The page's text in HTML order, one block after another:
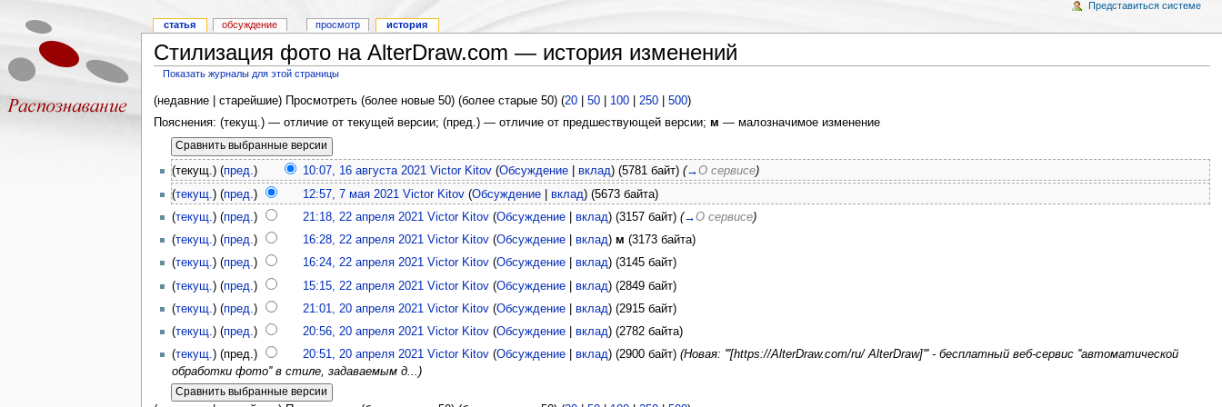
Стилизация фото на AlterDraw.com — история изменений
Показать журналы для этой страницы
(недавние | старейшие) Просмотреть (более новые 50) (более старые 50) (20| 50| 100| 250| 500)
Пояснения: (текущ.) — отличие от текущей версии; (пред.) — отличие от предшествующей версии; м — малозначимое изменение
(текущ.) (пред.) 10:07, 16 августа 2021 Victor Kitov(Обсуждение| вклад) (5781 байт) (→О сервисе)
(текущ. ) (пред. ) 12:57, 7 мая 2021 Victor Kitov(Обсуждение| вклад) (5673 байта)
(текущ.) (пред.) 21:18, 22 апреля 2021 Victor Kitov(Обсуждение| вклад) (3157 байт) (→О сервисе)
(текущ.) (пред.) 16:28, 22 апреля 2021 Victor Kitov(Обсуждение| вклад) м (3173 байта)
(текущ.) (пред.) 16:24, 22 апреля 2021 Victor Kitov(Обсуждение| вклад) (3145 байт)
(текущ. ) (пред. ) 15:15, 22 апреля 2021 Victor Kitov(Обсуждение| вклад) (2849 байт)
(текущ.) (пред.) 21:01, 20 апреля 2021 Victor Kitov(Обсуждение| вклад) (2915 байт)
(текущ.) (пред.) 20:56, 20 апреля 2021 Victor Kitov(Обсуждение| вклад) (2782 байта)
(текущ.) (пред.) 20:51, 20 апреля 2021 Victor Kitov(Обсуждение| вклад) (2900 байт) (Новая: '''[https://AlterDraw.com/ru/ AlterDraw]''' - бесплатный веб-сервис ''автоматической
обработки фото'' в стиле, задаваемым д...)
статья обсуждение просмотр история
Представиться системе